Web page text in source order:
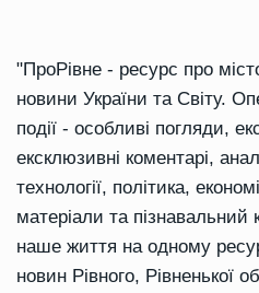
"ПроРівне - ресурс про
новини України та Світу.
події - особливі погляди,
ексклюзивні коментарі,
технології, політика,
матеріали та пізнавальний
наше життя на одному
новин Рівного, Рівненької